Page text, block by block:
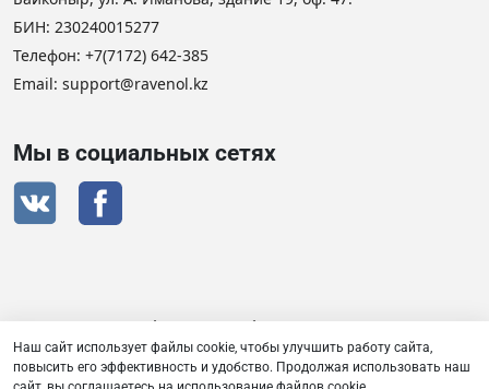
БИН: 230240015277
Телефон: +7(7172) 642-385
Email: support@ravenol.kz
Мы в социальных сетях
Сертификат дистрибьютора RAVENOL
Наш сайт использует файлы cookie, чтобы улучшить работу сайта,
повысить его эффективность и удобство. Продолжая использовать наш